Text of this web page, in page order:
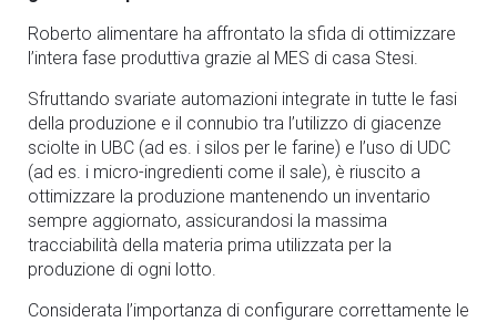
Roberto alimentare ha affrontato la sfida di ottimizzare
l’intera fase produttiva grazie al MES di casa Stesi.
Sfruttando svariate automazioni integrate in tutte le fasi
della produzione e il connubio tra l’utilizzo di giacenze
sciolte in UBC (ad es. i silos per le farine) e l’uso di UDC
(ad es. i micro-ingredienti come il sale), è riuscito a
ottimizzare la produzione mantenendo un inventario
sempre aggiornato, assicurandosi la massima
tracciabilità della materia prima utilizzata per la
produzione di ogni lotto.
Considerata l’importanza di configurare correttamente le